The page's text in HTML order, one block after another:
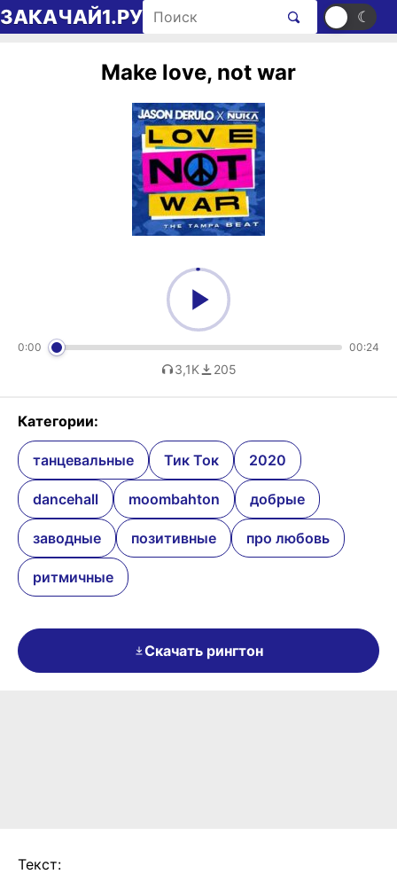
Перейти к содержимому
ЗАКАЧАЙ1.РУ Поиск рингтонов ☀ ☾
Make love, not war
0:00 00:24
3,1K 205
Категории:
танцевальные Тик Ток 2020
dancehall moombahton добрые
заводные позитивные про любовь
ритмичные
Скачать рингтон
Текст: